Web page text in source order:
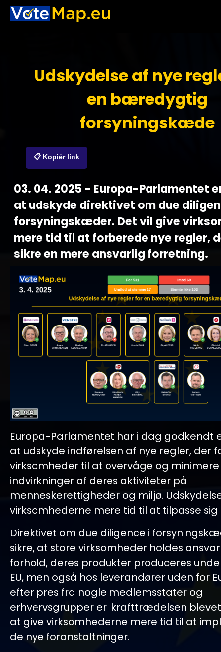
Udskydelse af nye
en bæredygtig
forsyningskæde
📋 Kopiér link
03. 04. 2025 - Europa-Parlamentet
at udskyde direktivet om due
forsyningskæder. Det vil give
mere tid til at forberede nye regler,
sikre en mere ansvarlig forretning.
Europa-Parlamentet har i dag godkendt
at udskyde indførelsen af nye regler, der
virksomheder til at overvåge og
indvirkninger af deres aktiviteter på
menneskerettigheder og miljø.
virksomhederne mere tid til at tilpasse sig
Direktivet om due diligence i
sikre, at store virksomheder holdes
forhold, deres produkter produceres
EU, men også hos leverandører uden for
efter pres fra nogle medlemsstater og
erhvervsgrupper er ikrafttrædelsen
at give virksomhederne mere tid til at
de nye foranstaltninger.